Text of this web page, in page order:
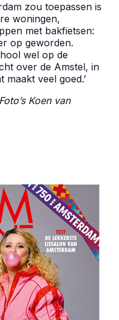
zou toepassen is
woningen,
met bakfietsen:
op geworden.
wel op de
over de Amstel, in
veel goed.’
Koen van